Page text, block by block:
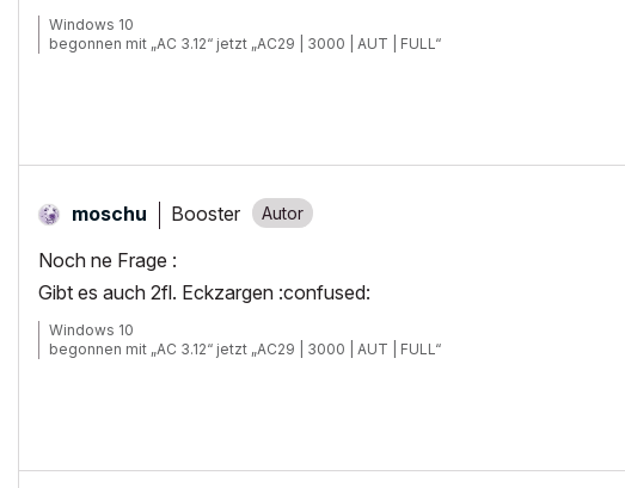
Windows 10
begonnen mit „AC 3.12“ jetzt „AC29 | 3000 | AUT | FULL“
moschu Booster
Noch ne Frage :
Gibt es auch 2fl. Eckzargen :confused:
Windows 10
begonnen mit „AC 3.12“ jetzt „AC29 | 3000 | AUT | FULL“